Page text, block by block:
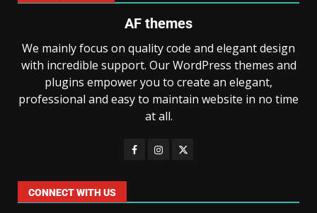
AF themes
We mainly focus on quality code and elegant design
with incredible support. Our WordPress themes and
plugins empower you to create an elegant,
professional and easy to maintain website in no time
at all.
CONNECT WITH US